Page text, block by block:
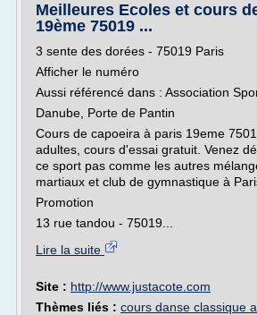
Meilleures Ecoles et cours
19ème 75019 ...
3 sente des dorées - 75019 Paris
Afficher le numéro
Aussi référencé dans : Association
Danube, Porte de Pantin
Cours de capoeira à paris 19eme
adultes, cours d'essai gratuit. Venez
ce sport pas comme les autres
martiaux et club de gymnastique à
Promotion
13 rue tandou - 75019...
Lire la suite
Site : http://www.justacote.com
Thèmes liés : cours danse classique